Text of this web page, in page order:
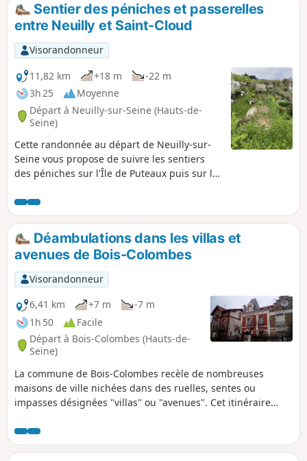
Sentier des péniches et passerelles
entre Neuilly et Saint-Cloud
Visorandonneur
11,82 km
+18 m
-22 m
3h 25
Moyenne
Départ à Neuilly-sur-Seine (Hauts-de-
Seine)
Cette randonnée au départ de Neuilly-sur-
Seine vous propose de suivre les sentiers
des péniches sur l'Île de Puteaux puis sur la
agréable et arboré jusqu'à la passerelle de
l'Avre. L'itinéraire de retour, plus urbain,
vous emmène sur les hauts de Saint-Cloud
(belles vues sur Paris et la Défense), permet
de découvrir le Parc du Château et le
quartier historique animé du centre de
Suresnes avant de rejoindre l'Île de Puteaux
par la passerelle François Coty.
Déambulations dans les villas et
avenues de Bois-Colombes
Visorandonneur
6,41 km
+7 m
-7 m
1h 50
Facile
Départ à Bois-Colombes (Hauts-de-
Seine)
La commune de Bois-Colombes recèle de nombreuses
maisons de ville nichées dans des ruelles, sentes ou
impasses désignées "villas" ou "avenues". Cet itinéraire
découverte des charmes d'un habitat spacieux et à
l'architecture diversifiée.